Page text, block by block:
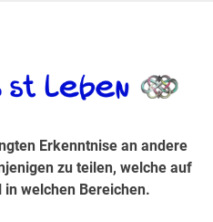
in welchen Bereichen.
Erkenntnise an andere
zu teilen, welche auf
in welchen Bereichen.